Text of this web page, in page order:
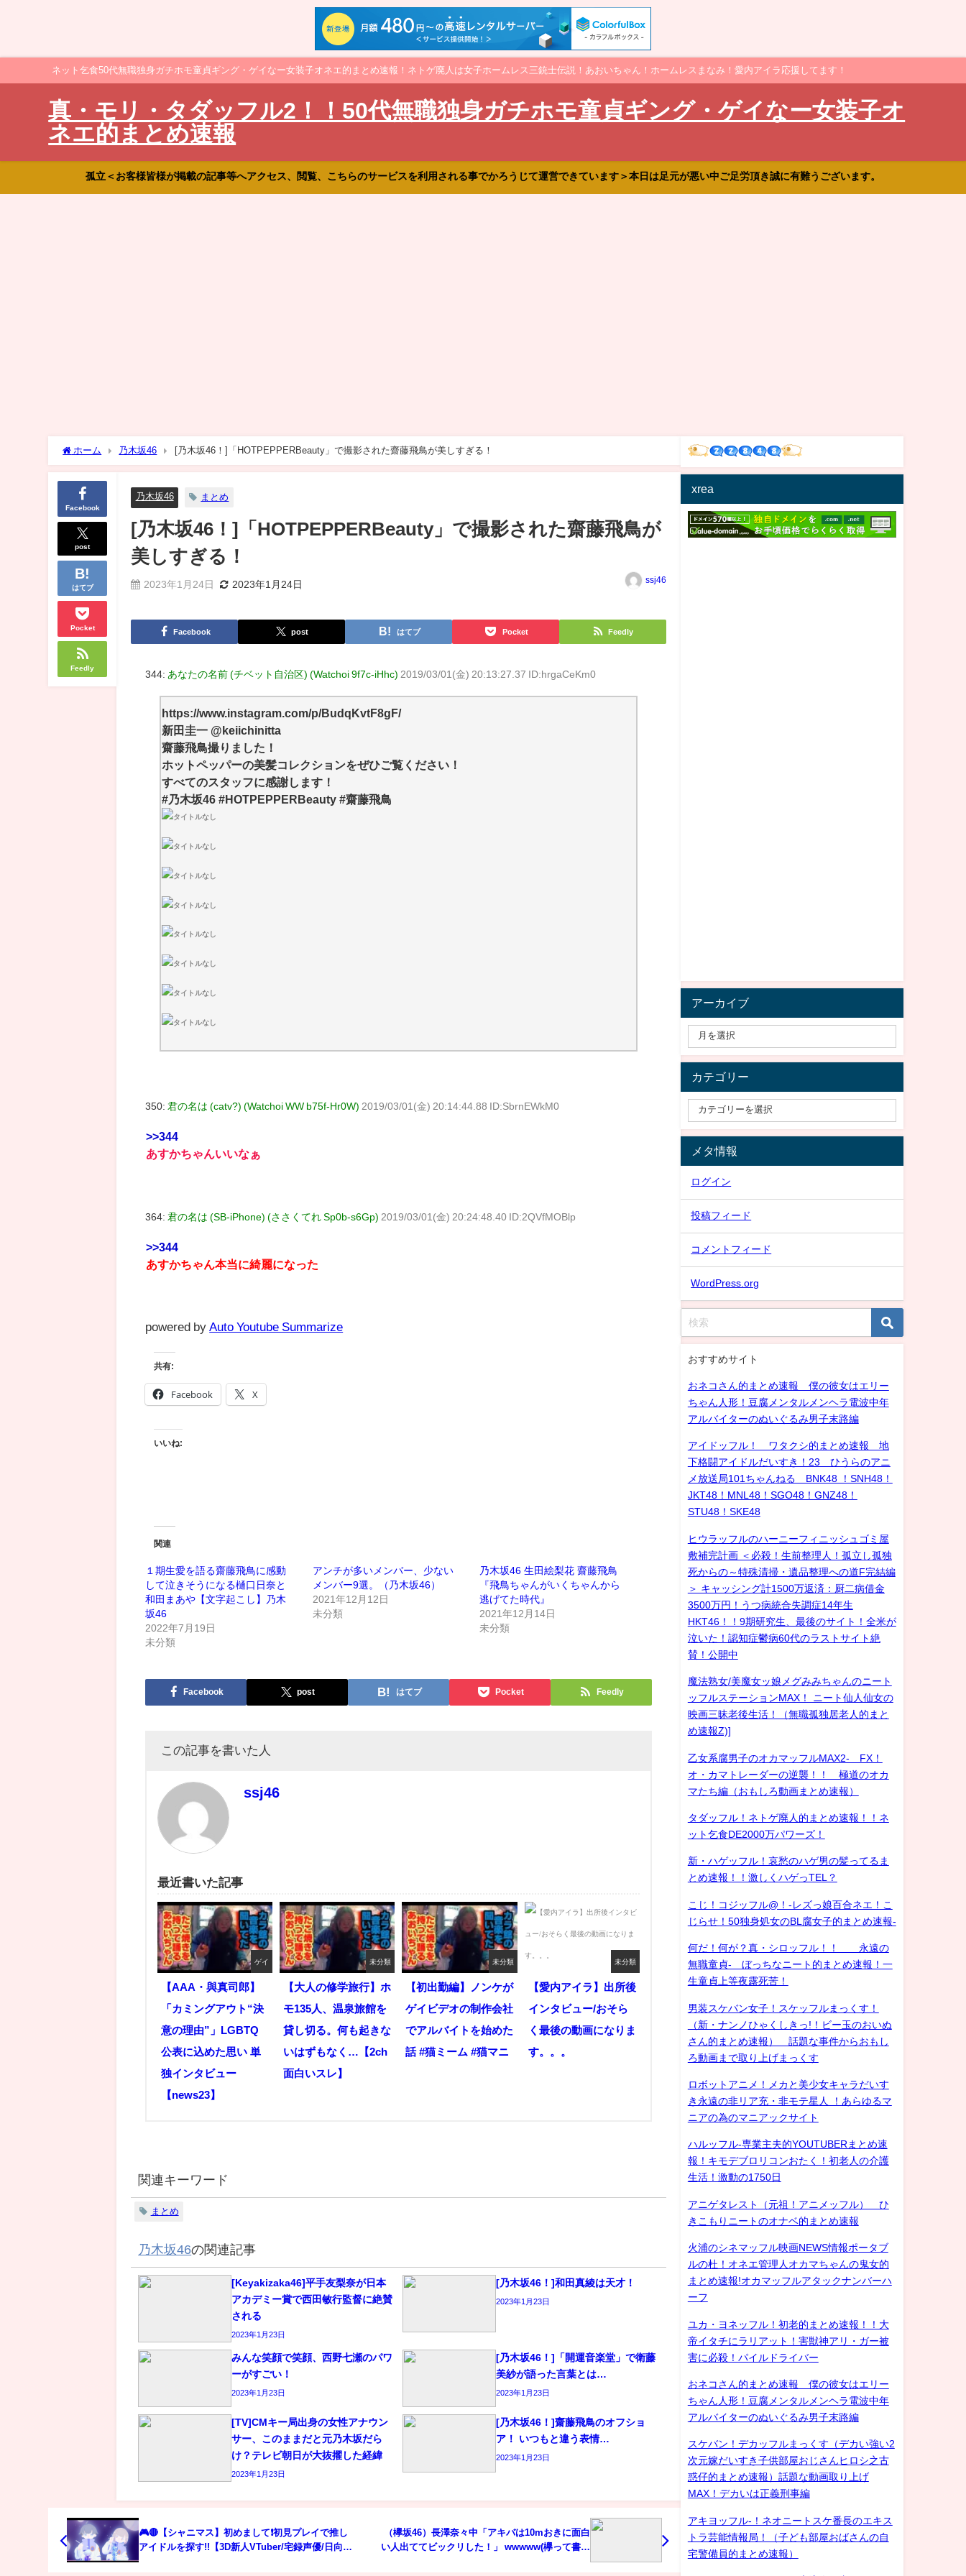
ネット乞食50代無職独身ガチホモ童貞ギング・ゲイなー女装子オネエ的まとめ速報！ネトゲ廃人は女子ホームレス三銃士伝説！あおいちゃん！ホームレスまなみ！愛内アイラ応援してます！
真・モリ・タダッフル2！！50代無職独身ガチホモ童貞ギング・ゲイなー女装子オ
ネエ的まとめ速報
孤立＜お客様皆様が掲載の記事等へアクセス、閲覧、こちらのサービスを利用される事でかろうじて運営できています＞本日は足元が悪い中ご足労頂き誠に有難うございます。
ホーム 乃木坂46 [乃木坂46！]「HOTPEPPERBeauty」で撮影された齋藤飛鳥が美しすぎる！
Facebook
post
はてブ
Pocket
Feedly
乃木坂46 まとめ
[乃木坂46！]「HOTPEPPERBeauty」で撮影された齋藤飛鳥が
美しすぎる！
2023年1月24日 2023年1月24日 ssj46
Facebook post はてブ Pocket Feedly
344: あなたの名前 (チベット自治区) (Watchoi 9f7c-iHhc) 2019/03/01(金) 20:13:27.37 ID:hrgaCeKm0
https://www.instagram.com/p/BudqKvtF8gF/
新田圭一 @keiichinitta
齋藤飛鳥撮りました！
ホットペッパーの美髪コレクションをぜひご覧ください！
すべてのスタッフに感謝します！
#乃木坂46 #HOTPEPPERBeauty #齋藤飛鳥
350:君の名は (catv?) (Watchoi WW b75f-Hr0W) 2019/03/01(金) 20:14:44.88 ID:SbrnEWkM0
>>344
あすかちゃんいいなぁ
364:君の名は (SB-iPhone) (ささくてれ Sp0b-s6Gp) 2019/03/01(金) 20:24:48.40 ID:2QVfMOBlp
>>344
あすかちゃん本当に綺麗になった
powered by Auto Youtube Summarize
共有:
Facebook X
いいね:
関連
１期生愛を語る齋藤飛鳥に感動
して泣きそうになる樋口日奈と
和田まあや【文字起こし】乃木
坂46
2022年7月19日
未分類
アンチが多いメンバー、少ない
メンバー9選。（乃木坂46）
2021年12月12日
未分類
乃木坂46 生田絵梨花 齋藤飛鳥
『飛鳥ちゃんがいくちゃんから
逃げてた時代』
2021年12月14日
未分類
Facebook post はてブ Pocket Feedly
この記事を書いた人
ssj46
最近書いた記事
ゲイ
【AAA・與真司郎】
「カミングアウト“決
意の理由”」LGBTQ
公表に込めた思い 単
独インタビュー
【news23】
未分類
【大人の修学旅行】ホ
モ135人、温泉旅館を
貸し切る。何も起きな
いはずもなく…【2ch
面白いスレ】
未分類
【初出勤編】ノンケが
ゲイビデオの制作会社
でアルバイトを始めた
話 #猫ミーム #猫マニ
未分類
【愛内アイラ】出所後
インタビュー/おそら
く最後の動画になりま
す。。。
関連キーワード
まとめ
乃木坂46の関連記事
[Keyakizaka46]平手友梨奈が日本
アカデミー賞で西田敏行監督に絶賛
される
2023年1月23日
[乃木坂46！]和田真綾は天才！
2023年1月23日
みんな笑顔で笑顔、西野七瀬のパワ
ーがすごい！
2023年1月23日
[乃木坂46！]「開運音楽堂」で衛藤
美紗が語った言葉とは…
2023年1月23日
[TV]CMキー局出身の女性アナウン
サー、このままだと元乃木坂だら
け？テレビ朝日が大抜擢した経緯
2023年1月23日
[乃木坂46！]齋藤飛鳥のオフショ
ア！ いつもと違う表情…
2023年1月23日
🎮🔴【シャニマス】初めまして❗️初見プレイで推し
アイドルを探す!!【3D新人VTuber/宅録声優/日向瀬
（欅坂46）長澤奈々中「アキバは10mおきに面白
い人出ててビックリした！」 wwwww(欅って書け
xrea
アーカイブ
カテゴリー
メタ情報
ログイン
投稿フィード
コメントフィード
WordPress.org
おすすめサイト
おネコさん的まとめ速報 僕の彼女はエリー
ちゃん人形！豆腐メンタルメンヘラ電波中年
アルバイターのぬいぐるみ男子末路編
アイドッフル！ ワタクシ的まとめ速報 地
下格闘アイドルだいすき！23 ひうらのアニ
メ放送局101ちゃんねる BNK48 ！SNH48！
JKT48！MNL48！SGO48！GNZ48！
STU48！SKE48
ヒウラッフルのハーニーフィニッシュゴミ屋
敷補完計画 ＜必殺！生前整理人！孤立し孤独
死からの～特殊清掃・遺品整理への道F完結編
＞ キャッシング計1500万返済：厨二病借金
3500万円！うつ病統合失調症14年生
HKT46！！9期研究生、最後のサイト！全米が
泣いた！認知症鬱病60代のラストサイト絶
賛！公開中
魔法熟女/美魔女ッ娘メグみみちゃんのニート
ッフルステーションMAX！ ニート仙人仙女の
映画三昧老後生活！（無職孤独居老人的まと
め速報Z)]
乙女系腐男子のオカマッフルMAX2- FX！
オ・カマトレーダーの逆襲！！ 極道のオカ
マたち編（おもしろ動画まとめ速報）
タダッフル！ネトゲ廃人的まとめ速報！！ネ
ット乞食DE2000万パワーズ！
新・ハゲッフル！哀愁のハゲ男の髪ってるま
とめ速報！！激しくハゲっTEL？
こじ！コジッフル@！-レズっ娘百合ネエ！こ
じらせ！50独身処女のBL腐女子的まとめ速報-
何だ！何が？真・シロッフル！！ 永遠の
無職童貞- ぼっちなニート的まとめ速報！一
生童貞上等夜露死苦！
男装スケバン女子！スケッフルまっくす！
（新・ナンノひゃくしきっ!！ビー玉のおいぬ
さん的まとめ速報） 話題な事件からおもし
ろ動画まで取り上げまっくす
ロボットアニメ！メカと美少女キャラだいす
き永遠の非リア充・非モテ星人 ！あらゆるマ
ニアの為のマニアックサイト
ハルッフル-専業主夫的YOUTUBERまとめ速
報！キモデブロリコンおたく！初老人の介護
生活！激動の1750日
アニゲタレスト（元祖！アニメッフル） ひ
きこもりニートのオナベ的まとめ速報
火浦のシネマッフル映画NEWS情報ポータブ
ルの杜！オネエ管理人オカマちゃんの鬼女的
まとめ速報!オカマッフルアタックナンバーハ
ーフ
ユカ・ヨネッフル！初老的まとめ速報！！大
帝イタチにラリアット！害獣神アリ・ガー被
害に必殺！パイルドライバー
おネコさん的まとめ速報 僕の彼女はエリー
ちゃん人形！豆腐メンタルメンヘラ電波中年
アルバイターのぬいぐるみ男子末路編
スケバン！デカッフルまっくす（デカい強い2
次元嫁だいすき子供部屋おじさんヒロシ之古
惑仔的まとめ速報）話題な動画取り上げ
MAX！デカいは正義刑事編
アキヨッフル-！ネオニートスケ番長のエキス
トラ芸能情報局！（子ども部屋おばさんの自
宅警備員的まとめ速報）